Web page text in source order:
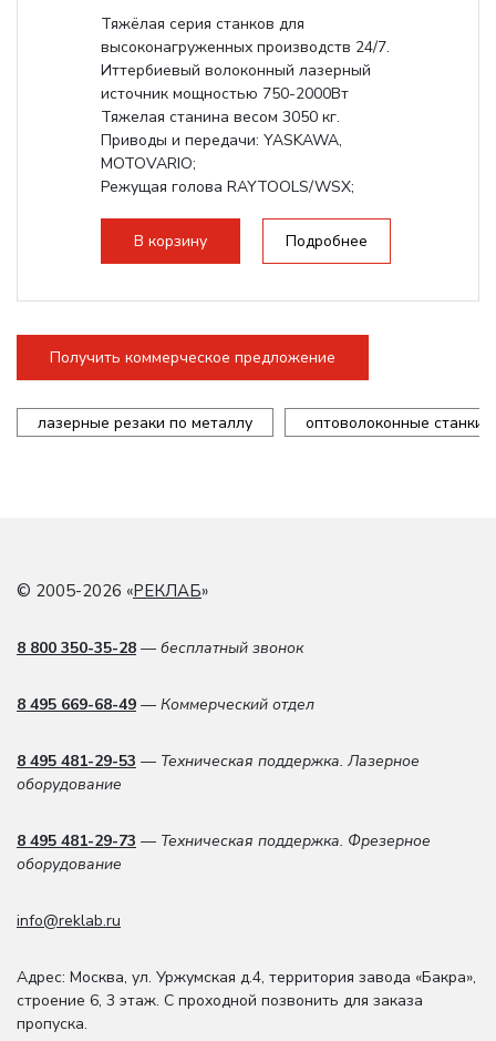
Тяжёлая серия станков для
высоконагруженных производств 24/7.
Иттербиевый волоконный лазерный
источник мощностью 750-2000Вт
Тяжелая станина весом 3050 кг.
Приводы и передачи: YASKAWA,
MOTOVARIO;
Режущая голова RAYTOOLS/WSX;
В корзину Подробнее
Получить коммерческое предложение
лазерные резаки по металлу оптоволоконные станки
© 2005-2026 «РЕКЛАБ»
8 800 350-35-28 — бесплатный звонок
8 495 669-68-49 — Коммерческий отдел
8 495 481-29-53 — Техническая поддержка. Лазерное
оборудование
8 495 481-29-73 — Техническая поддержка. Фрезерное
оборудование
info@reklab.ru
Адрес: Москва, ул. Уржумская д.4, территория завода «Бакра»,
строение 6, 3 этаж. С проходной позвонить для заказа
пропуска.